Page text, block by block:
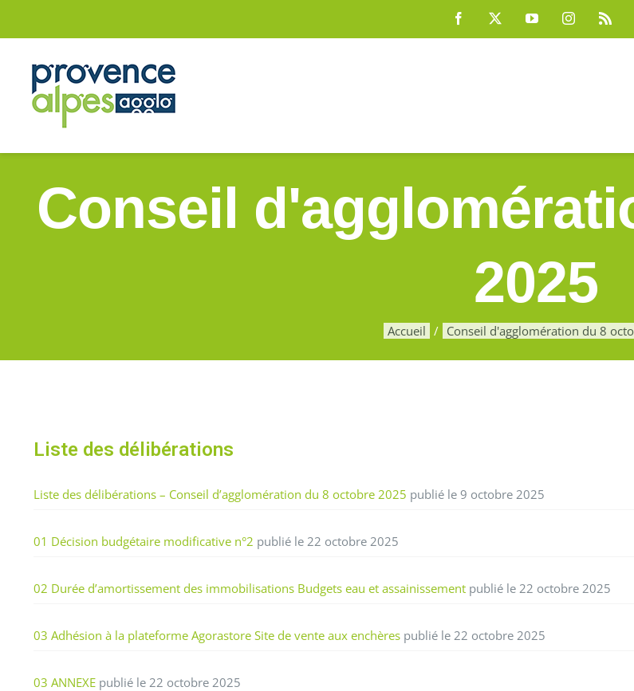
Conseil
2025
Accueil Conseil d'agglomération du 8
Liste des délibérations
Liste des délibérations – Conseil d’agglomération du 8 octobre 2025 publié le 9 octobre 2025
01 Décision budgétaire modificative n°2 publié le 22 octobre 2025
02 Durée d’amortissement des immobilisations Budgets eau et assainissement publié le 22 octobre 2025
03 Adhésion à la plateforme Agorastore Site de vente aux enchères publié le 22 octobre 2025
03 ANNEXE publié le 22 octobre 2025